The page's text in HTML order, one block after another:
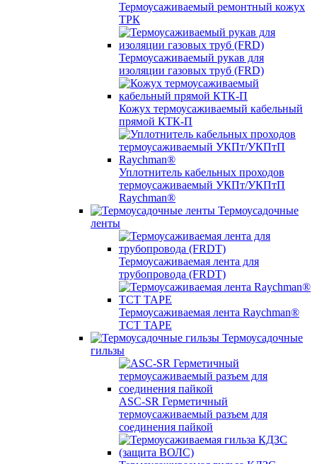
Термоусаживаемый ремонтный кожух
ТРК
Термоусаживаемый рукав для
изоляции газовых труб (FRD)
Кожух термоусаживаемый кабельный
прямой КТК-П
Уплотнитель кабельных проходов
термоусаживаемый УКПт/УКПтП
Raychman®
Термоусадочные
ленты
Термоусаживаемая лента для
трубопровода (FRDT)
Термоусаживаемая лента Raychman®
TCT TAPE
Термоусадочные
гильзы
ASC‐SR Герметичный
термоусаживаемый разъем для
соединения пайкой